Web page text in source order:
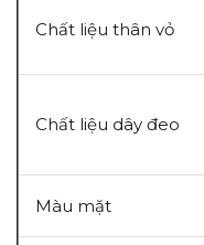
Chất liệu thân vỏ
Chất liệu dây đeo
Màu mặt